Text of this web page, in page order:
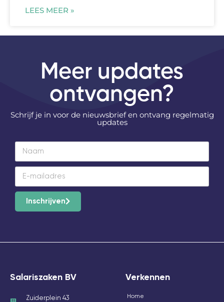
LEES MEER »
Meer updates
ontvangen?
Schrijf je in voor de nieuwsbrief en ontvang regelmatig
updates
Inschrijven
Salariszaken BV
Zuiderplein 43
Verkennen
Home